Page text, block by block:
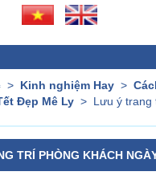
> Kinh nghiệm Hay>
Đẹp Mê Ly> Lưu ý trang
TRÍ PHÒNG KHÁCH